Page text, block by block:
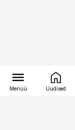
Menüü Uudised